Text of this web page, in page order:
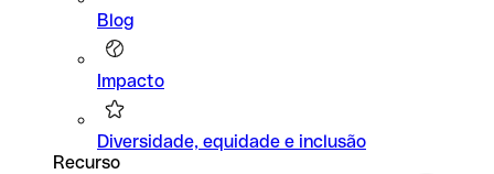
Blog
Impacto
Diversidade, equidade e inclusão
Recurso